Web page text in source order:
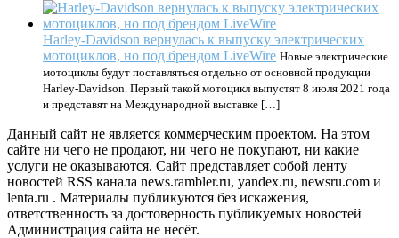
Harley-Davidson вернулась к выпуску электрических
мотоциклов, но под брендом LiveWire Новые электрические
мотоциклы будут поставляться отдельно от основной продукции
Harley-Davidson. Первый такой мотоцикл выпустят 8 июля 2021 года
и представят на Международной выставке […]
Данный сайт не является коммерческим проектом. На этом
сайте ни чего не продают, ни чего не покупают, ни какие
услуги не оказываются. Сайт представляет собой ленту
новостей RSS канала news.rambler.ru, yandex.ru, newsru.com и
lenta.ru . Материалы публикуются без искажения,
ответственность за достоверность публикуемых новостей
Администрация сайта не несёт.